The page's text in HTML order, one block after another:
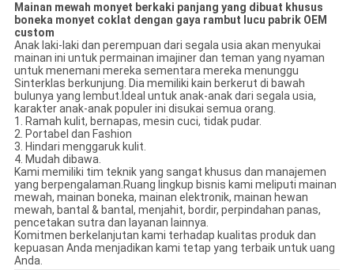
Mainan mewah monyet berkaki panjang yang dibuat khusus
boneka monyet coklat dengan gaya rambut lucu pabrik OEM
custom
Anak laki-laki dan perempuan dari segala usia akan menyukai
mainan ini untuk permainan imajiner dan teman yang nyaman
untuk menemani mereka sementara mereka menunggu
Sinterklas berkunjung. Dia memiliki kain berkerut di bawah
bulunya yang lembut.Ideal untuk anak-anak dari segala usia,
karakter anak-anak populer ini disukai semua orang.
1. Ramah kulit, bernapas, mesin cuci, tidak pudar.
2. Portabel dan Fashion
3. Hindari menggaruk kulit.
4. Mudah dibawa.
Kami memiliki tim teknik yang sangat khusus dan manajemen
yang berpengalaman.Ruang lingkup bisnis kami meliputi mainan
mewah, mainan boneka, mainan elektronik, mainan hewan
mewah, bantal & bantal, menjahit, bordir, perpindahan panas,
pencetakan sutra dan layanan lainnya.
Komitmen berkelanjutan kami terhadap kualitas produk dan
kepuasan Anda menjadikan kami tetap yang terbaik untuk uang
Anda.